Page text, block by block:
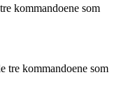
kommandoene som
tre kommandoene som